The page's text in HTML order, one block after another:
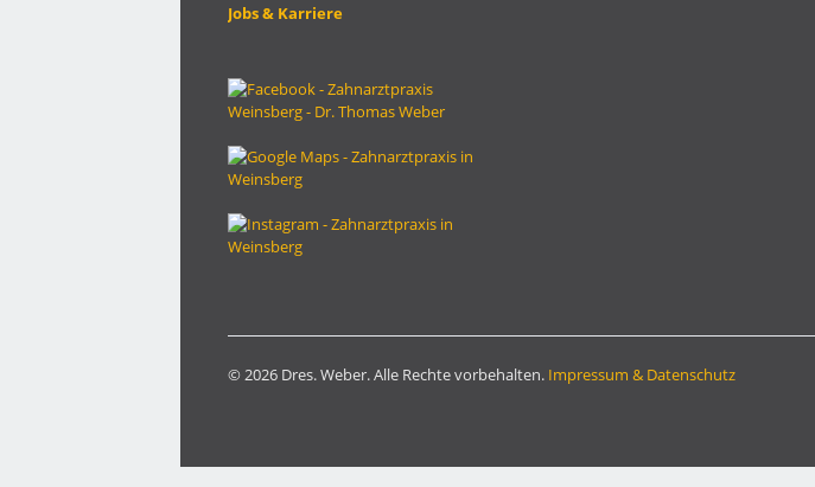
Jobs & Karriere
© 2026 Dres. Weber. Alle Rechte vorbehalten. Impressum & Datenschutz